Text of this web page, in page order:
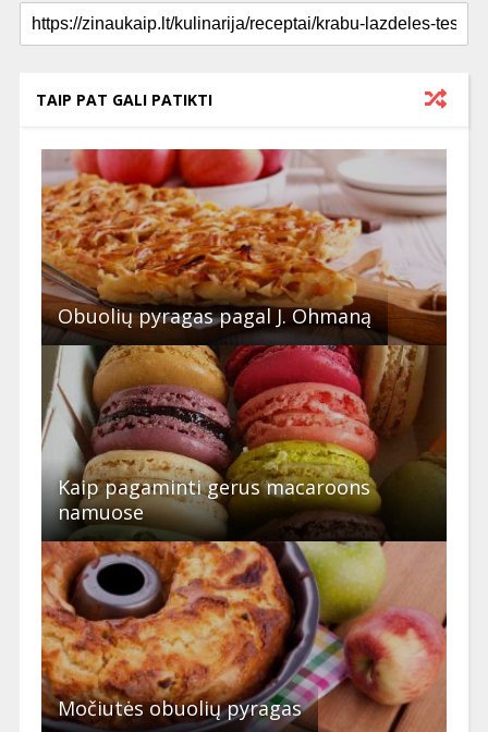
TAIP PAT GALI PATIKTI
Obuolių pyragas pagal J. Ohmaną
Kaip pagaminti gerus macaroons
namuose
Močiutės obuolių pyragas